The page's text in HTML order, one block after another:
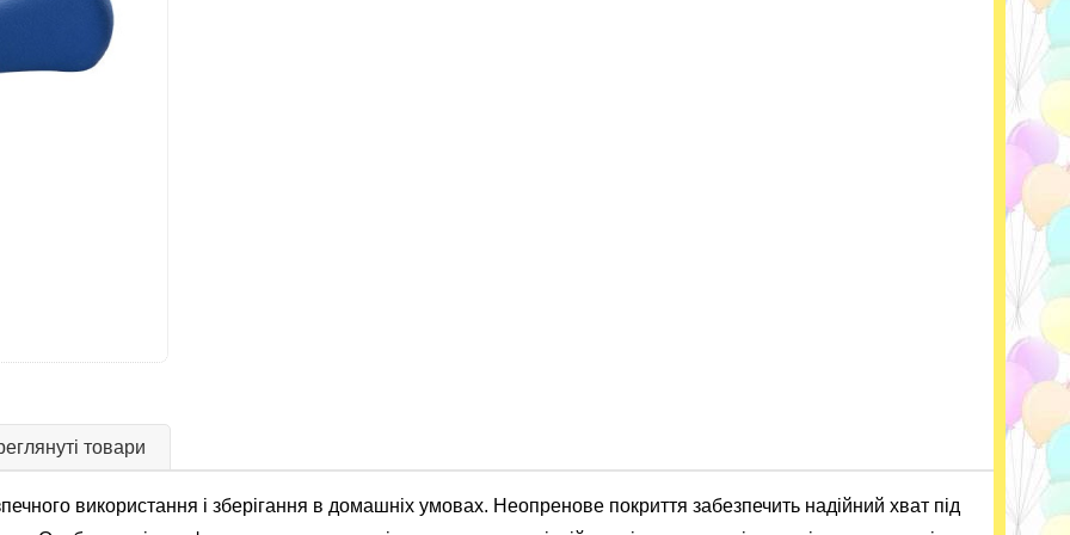
товари
використання і зберігання в домашніх умовах. Неопренове покриття забезпечить надійний хват під